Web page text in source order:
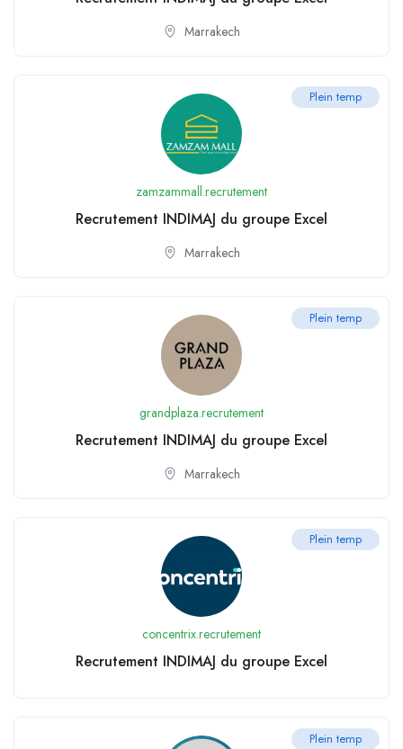
Marrakech
Plein temp
zamzammall.recrutement
Recrutement INDIMAJ du groupe Excel
Marrakech
Plein temp
grandplaza.recrutement
Recrutement INDIMAJ du groupe Excel
Marrakech
Plein temp
concentrix.recrutement
Recrutement INDIMAJ du groupe Excel
Plein temp